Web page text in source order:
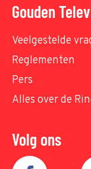
Gouden
Veelgestelde
Reglementen
Pers
Alles over de
Volg ons